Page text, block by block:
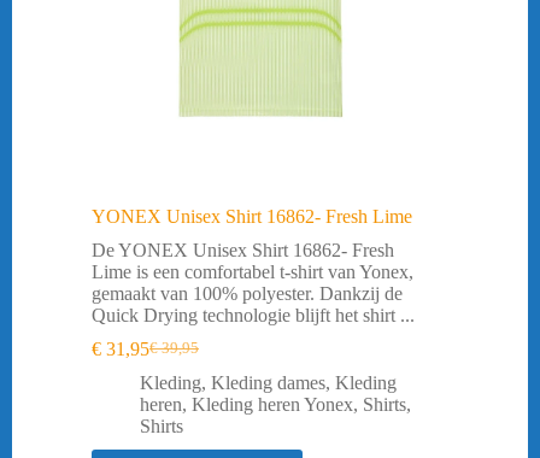
YONEX Unisex Shirt 16862- Fresh Lime
De YONEX Unisex Shirt 16862- Fresh
Lime is een comfortabel t-shirt van Yonex,
gemaakt van 100% polyester. Dankzij de
Quick Drying technologie blijft het shirt ...
€39,95
Oorspronkelijke
prijs
was:
€ 39,95.
€ 31,95Huidige
prijs
is:
€ 31,95.
Kleding, Kleding dames, Kleding
heren, Kleding heren Yonex, Shirts,
Shirts